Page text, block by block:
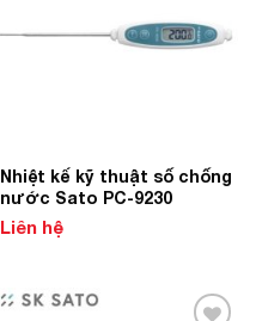
Nhiệt kế kỹ thuật số chống
nước Sato PC-9230
Liên hệ